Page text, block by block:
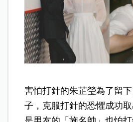
害怕打針的朱芷瑩為了留
子，克服打針的恐懼成功